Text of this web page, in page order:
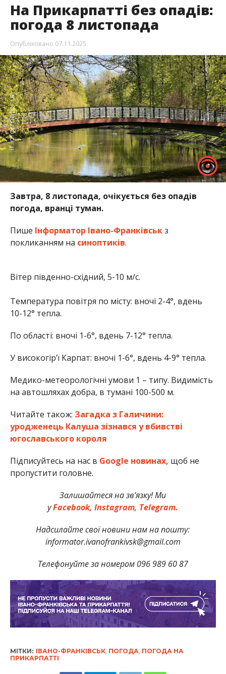
На Прикарпатті без опадів:
погода 8 листопада
Опубліковано 07.11.2025
Завтра, 8 листопада, очікується без опадів
погода, вранці туман.
Пише Інформатор Івано-Франківськз
покликанням на синоптиків.
Вітер південно-східний, 5-10 м/с.
Температура повітря по місту: вночі 2-4°, вдень
10-12° тепла.
По області: вночі 1-6°, вдень 7-12° тепла.
У високогір’ї Карпат: вночі 1-6°, вдень 4-9° тепла.
Медико-метеорологічні умови 1 – типу. Видимість
на автошляхах добра, в тумані 100-500 м.
Читайте також: Загадка з Галичини:
уродженець Калуша зізнався у вбивстві
югославського короля
Підписуйтесь на нас в Google новинах, щоб не
пропустити головне.
Залишайтеся на зв’язку! Ми
уFacebook, Instagram, Telegram.
Надсилайте свої новини нам на пошту:
informator.ivanofrankivsk@gmail.com
Телефонуйте за номером 096 989 60 87
МІТКИ: ІВАНО-ФРАНКІВСЬК, ПОГОДА ПОГОДА НА
ПРИКАРПАТТІ